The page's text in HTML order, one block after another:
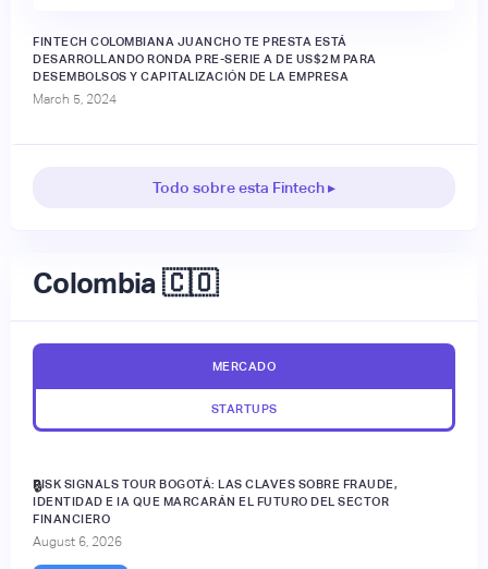
FINTECH COLOMBIANA JUANCHO TE PRESTA ESTÁ
DESARROLLANDO RONDA PRE-SERIE A DE US$2M PARA
DESEMBOLSOS Y CAPITALIZACIÓN DE LA EMPRESA
March 5, 2024
Todo sobre esta Fintech ▸
Colombia 🇨🇴
MERCADO
STARTUPS
RISK SIGNALS TOUR BOGOTÁ: LAS CLAVES SOBRE FRAUDE,
IDENTIDAD E IA QUE MARCARÁN EL FUTURO DEL SECTOR
FINANCIERO
August 6, 2026
🔒